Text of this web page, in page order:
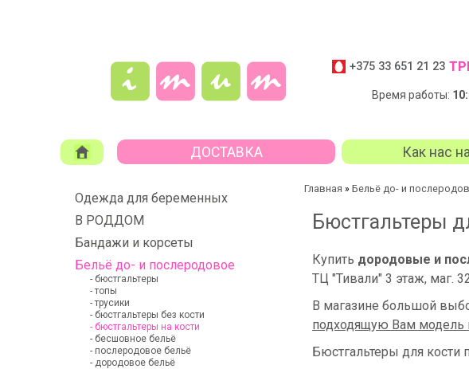
+375 33 651 21 23
Время работы:
ДОСТАВКА Как нас
Одежда для беременных
В РОДДОМ
Бандажи и корсеты
Бельё до- и послеродовое
- бюстгальтеры
- топы
- трусики
- бюстгальтеры без кости
- бюстгальтеры на кости
- бесшовное бельё
- послеродовое бельё
- дородовое бельё
Главная » Бельё до- и
Бюстгальтеры
Купить дородовые и
ТЦ "Тивали" 3 этаж, маг.
В магазине большой
подходящую Вам модель
Бюстгальтеры для кости